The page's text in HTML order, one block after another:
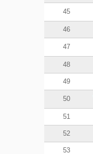
45
46
47
48
49
50
51
52
53